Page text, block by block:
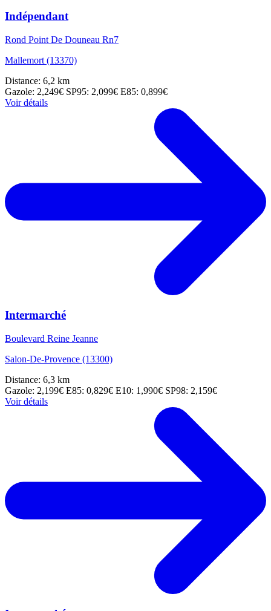
Indépendant
Rond Point De Douneau Rn7
Mallemort (13370)
Distance: 6,2 km
Gazole: 2,249€ SP95: 2,099€ E85: 0,899€
Voir détails
Intermarché
Boulevard Reine Jeanne
Salon-De-Provence (13300)
Distance: 6,3 km
Gazole: 2,199€ E85: 0,829€ E10: 1,990€ SP98: 2,159€
Voir détails